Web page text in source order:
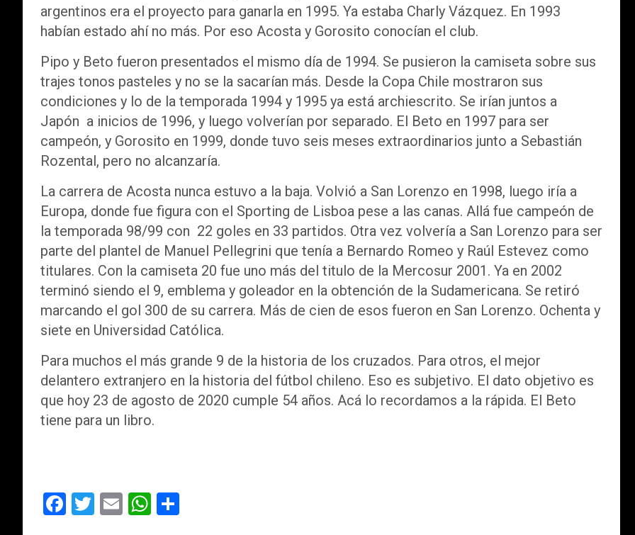
argentinos era el proyecto para ganarla en 1995. Ya estaba Charly Vázquez. En 1993
habían estado ahí no más. Por eso Acosta y Gorosito conocían el club.
Pipo y Beto fueron presentados el mismo día de 1994. Se pusieron la camiseta sobre sus
trajes tonos pasteles y no se la sacarían más. Desde la Copa Chile mostraron sus
condiciones y lo de la temporada 1994 y 1995 ya está archiescrito. Se irían juntos a
Japón a inicios de 1996, y luego volverían por separado. El Beto en 1997 para ser
campeón, y Gorosito en 1999, donde tuvo seis meses extraordinarios junto a Sebastián
Rozental, pero no alcanzaría.
La carrera de Acosta nunca estuvo a la baja. Volvió a San Lorenzo en 1998, luego iría a
Europa, donde fue figura con el Sporting de Lisboa pese a las canas. Allá fue campeón de
la temporada 98/99 con 22 goles en 33 partidos. Otra vez volvería a San Lorenzo para ser
parte del plantel de Manuel Pellegrini que tenía a Bernardo Romeo y Raúl Estevez como
titulares. Con la camiseta 20 fue uno más del titulo de la Mercosur 2001. Ya en 2002
terminó siendo el 9, emblema y goleador en la obtención de la Sudamericana. Se retiró
marcando el gol 300 de su carrera. Más de cien de esos fueron en San Lorenzo. Ochenta y
siete en Universidad Católica.
Para muchos el más grande 9 de la historia de los cruzados. Para otros, el mejor
delantero extranjero en la historia del fútbol chileno. Eso es subjetivo. El dato objetivo es
que hoy 23 de agosto de 2020 cumple 54 años. Acá lo recordamos a la rápida. El Beto
tiene para un libro.
F
T
E
W